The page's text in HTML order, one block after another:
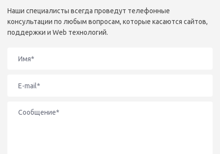
Наши специалисты всегда проведут телефонные
консультации по любым вопросам, которые касаются сайтов,
поддержки и Web технологий.